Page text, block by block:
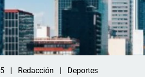
Redacción Deportes